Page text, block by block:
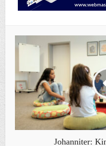
Johanniter: